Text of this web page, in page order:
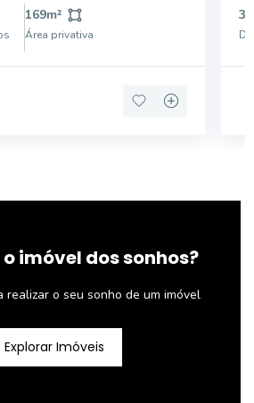
LOC
169m²
Área privativa
3
imóvel dos sonhos?
realizar o seu sonho de um imóvel
Explorar Imóveis